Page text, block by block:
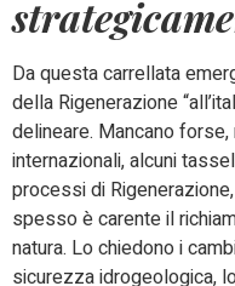
Da questa carrellata
della Rigenerazione
delineare. Mancano
internazionali, alcuni
processi di
spesso è carente il
natura. Lo chiedono i
sicurezza idrogeologica,